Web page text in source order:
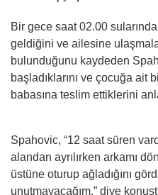
Bir gece saat 02.00
geldiğini ve ailesine
bulunduğunu kaydeden
başladıklarını ve çocuğa ait
babasına teslim ettiklerini
Spahovic, “12 saat süren
alandan ayrılırken arkamı
üstüne oturup ağladığını
unutmayacağım.” diye